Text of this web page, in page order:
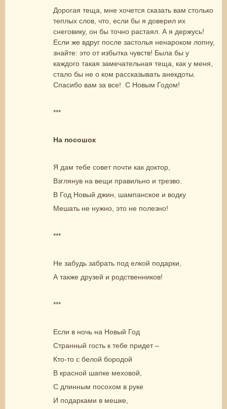
Дорогая теща, мне хочется сказать вам столько
теплых слов, что, если бы я доверил их
снеговику, он бы точно растаял. А я держусь!
Если же вдруг после застолья ненароком лопну,
знайте: это от избытка чувств! Была бы у
каждого такая замечательная теща, как у меня,
стало бы не о ком рассказывать анекдоты.
Спасибо вам за все! С Новым Годом!
***
На посошок
Я дам тебе совет почти как доктор,
Взглянув на вещи правильно и трезво.
В Год Новый джин, шампанское и водку
Мешать не нужно, это не полезно!
***
Не забудь забрать под елкой подарки,
А также друзей и родственников!
***
Если в ночь на Новый Год
Странный гость к тебе придет –
Кто-то с белой бородой
В красной шапке меховой,
С длинным посохом в руке
И подарками в мешке,